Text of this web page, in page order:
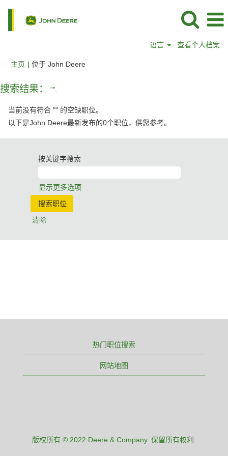
语言 查看个人档案
主页 | 位于 John Deere（当
搜索结果： "".
当前没有符合 "" 的空缺职位。
以下是John Deere最新发布的0个职位，供您参考。
按关键字搜索
显示更多选项
清除
热门职位搜索
网站地图
版权所有 © 2022 Deere & Company. 保留所有权利.